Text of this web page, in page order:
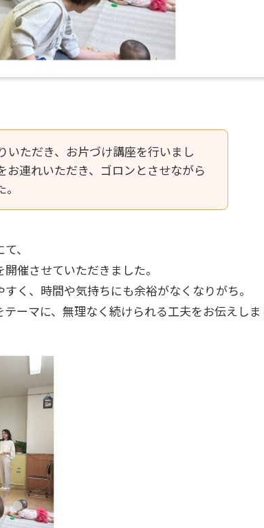
いただき、お片づけ講座を行いまし
お連れいただき、ゴロンとさせながら
、
催させていただきました。
く、時間や気持ちにも余裕がなくなりがち。
ーマに、無理なく続けられる工夫をお伝えしま